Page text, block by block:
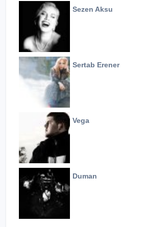
Sezen Aksu
Sertab Erener
Vega
Duman